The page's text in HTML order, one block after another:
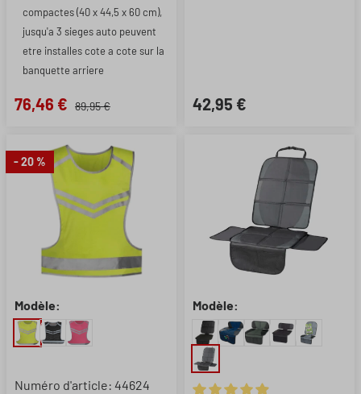
compactes (40 x 44,5 x 60 cm),
jusqu'a 3 sieges auto peuvent
etre installes cote a cote sur la
banquette arriere
76,46 € 89,95 € 42,95 €
- 20 %
Modèle:
Numéro d'article: 44624
Modèle: